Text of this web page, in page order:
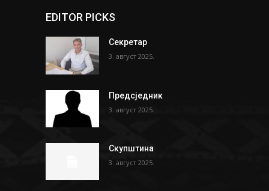
EDITOR PICKS
Секретар
3. август 2025.
Предсједник
3. август 2025.
Скупштина
3. август 2025.